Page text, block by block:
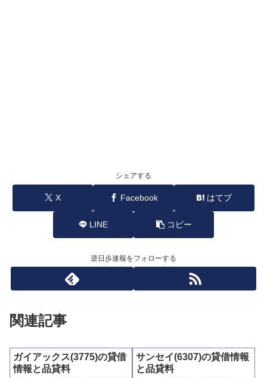
シェアする
X Facebook はてブ
LINE コピー
逆日歩速報をフォローする
関連記事
ガイアックス(3775)の貸借
情報と品貸料
サンセイ(6307)の貸借情報
と品貸料